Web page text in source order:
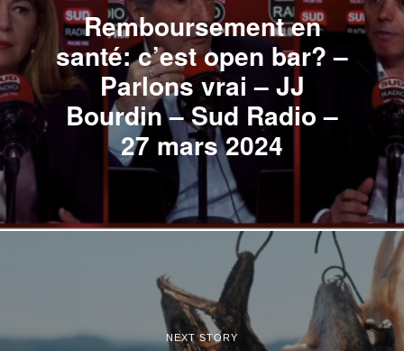
Remboursement en
santé: c’est open bar? –
Parlons vrai – JJ
Bourdin – Sud Radio –
27 mars 2024
NEXT STORY